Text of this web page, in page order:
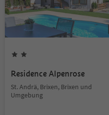
Residence Alpenrose
St. Andrä, Brixen, Brixen und
Umgebung